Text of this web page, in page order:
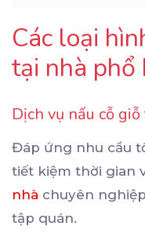
Các loại
tại nhà phổ
Dịch vụ nấu cỗ
Đáp ứng nhu cầu
tiết kiệm thời gian
nhà chuyên
tập quán.